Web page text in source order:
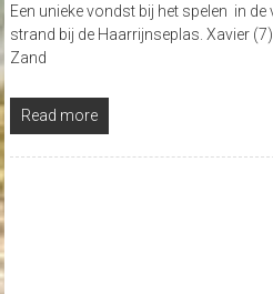
Een unieke vondst bij het spelen in
strand bij de Haarrijnseplas. Xavier
Zand
Read more